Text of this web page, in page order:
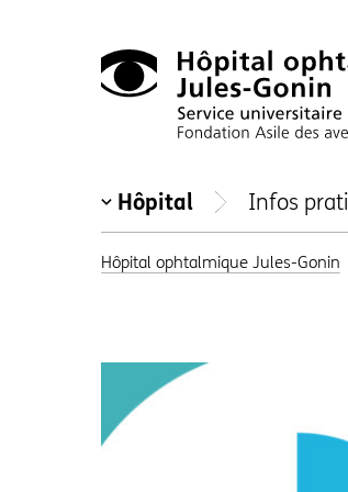
ophtalmique
Jules-
Gonin,
d'ophtalmologie,
Fondation
Asile
Hôpital Infos
Hôpital ophtalmique Jules-Gonin